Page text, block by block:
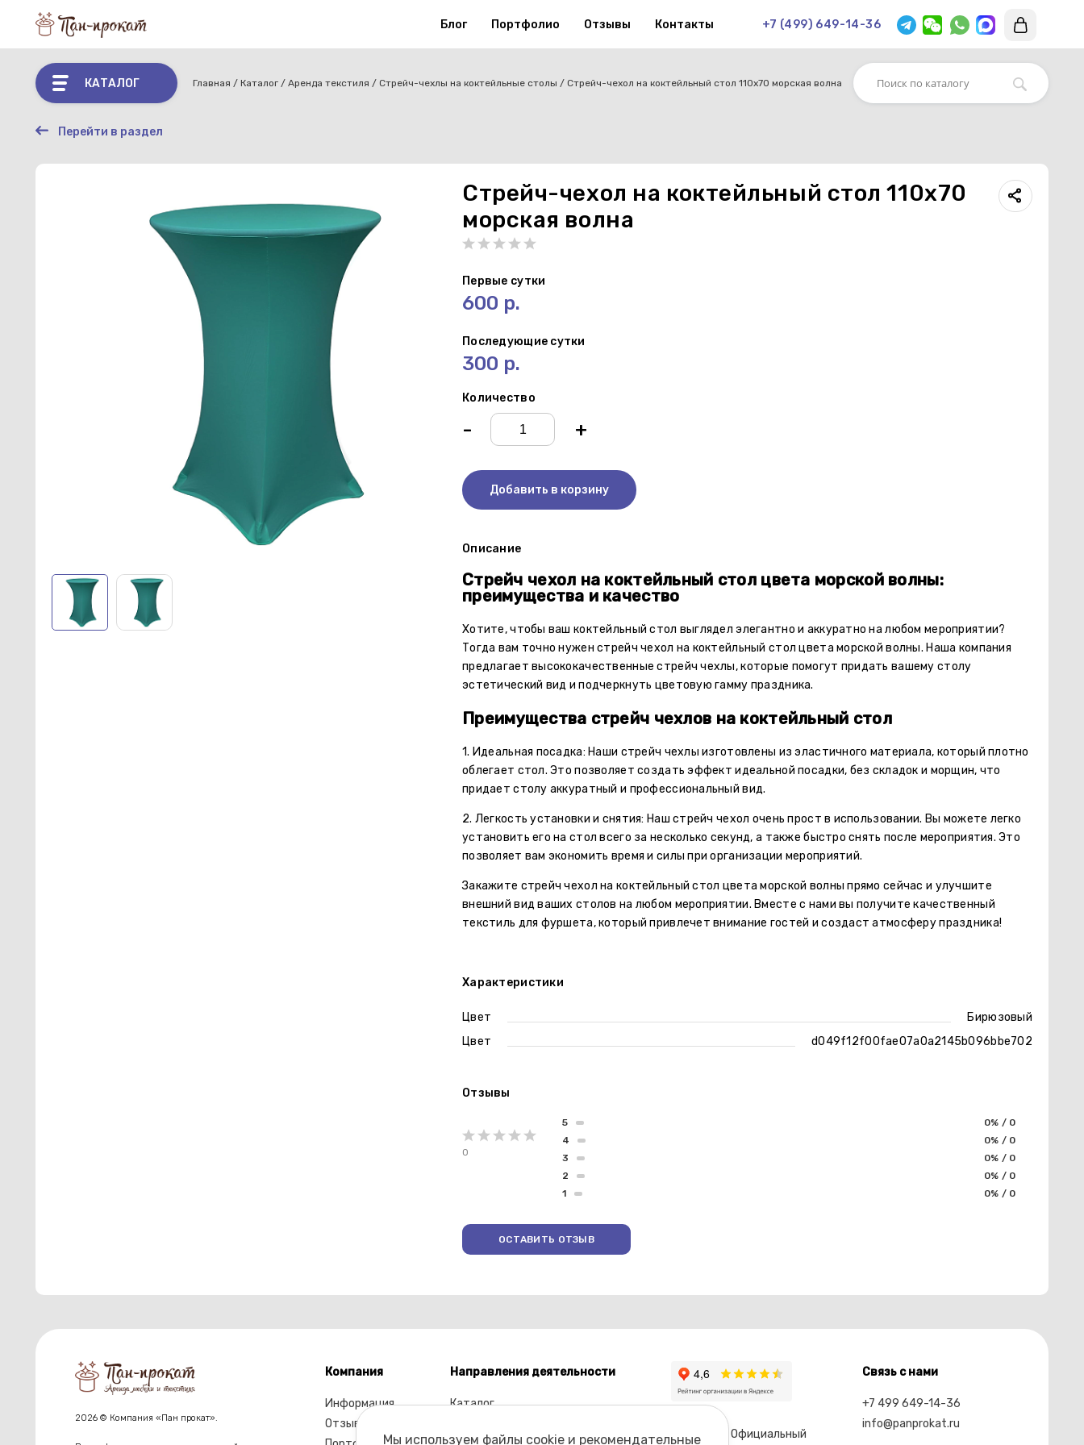
+7 (499) 649-14-36
Блог Портфолио Отзывы Контакты
КАТАЛОГ Главная Каталог Аренда текстиля Стрейч-чехлы на коктейльные столы Cтрейч-чехол на коктейльный стол 110х70 морская волна
Перейти в раздел
Cтрейч-чехол на коктейльный стол 110х70
морская волна
Первые сутки
600 р.
Последующие сутки
300 р.
Количество
- +
Добавить в корзину
Описание
Стрейч чехол на коктейльный стол цвета морской волны:
преимущества и качество
Хотите, чтобы ваш коктейльный стол выглядел элегантно и аккуратно на любом мероприятии?
Тогда вам точно нужен стрейч чехол на коктейльный стол цвета морской волны. Наша компания
предлагает высококачественные стрейч чехлы, которые помогут придать вашему столу
эстетический вид и подчеркнуть цветовую гамму праздника.
Преимущества стрейч чехлов на коктейльный стол
1. Идеальная посадка: Наши стрейч чехлы изготовлены из эластичного материала, который плотно
облегает стол. Это позволяет создать эффект идеальной посадки, без складок и морщин, что
придает столу аккуратный и профессиональный вид.
2. Легкость установки и снятия: Наш стрейч чехол очень прост в использовании. Вы можете легко
установить его на стол всего за несколько секунд, а также быстро снять после мероприятия. Это
позволяет вам экономить время и силы при организации мероприятий.
Закажите стрейч чехол на коктейльный стол цвета морской волны прямо сейчас и улучшите
внешний вид ваших столов на любом мероприятии. Вместе с нами вы получите качественный
текстиль для фуршета, который привлечет внимание гостей и создаст атмосферу праздника!
Характеристики
Цвет
Бирюзовый
Цвет
d049f12f00fae07a0a2145b096bbe702
Отзывы
0
1 0% / 0
2 0% / 0
3 0% / 0
4 0% / 0
5 0% / 0
ОСТАВИТЬ ОТЗЫВ
2026 © Компания «Пан прокат».
Компания
Информация
Отзывы
Направления деятельности
Каталог
Официальный
Связь с нами
+7 499 649-14-36
info@panprokat.ru
Мы используем файлы cookie и рекомендательные